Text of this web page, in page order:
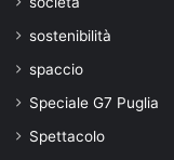
sostenibilità
spaccio
Speciale G7 Puglia
Spettacolo